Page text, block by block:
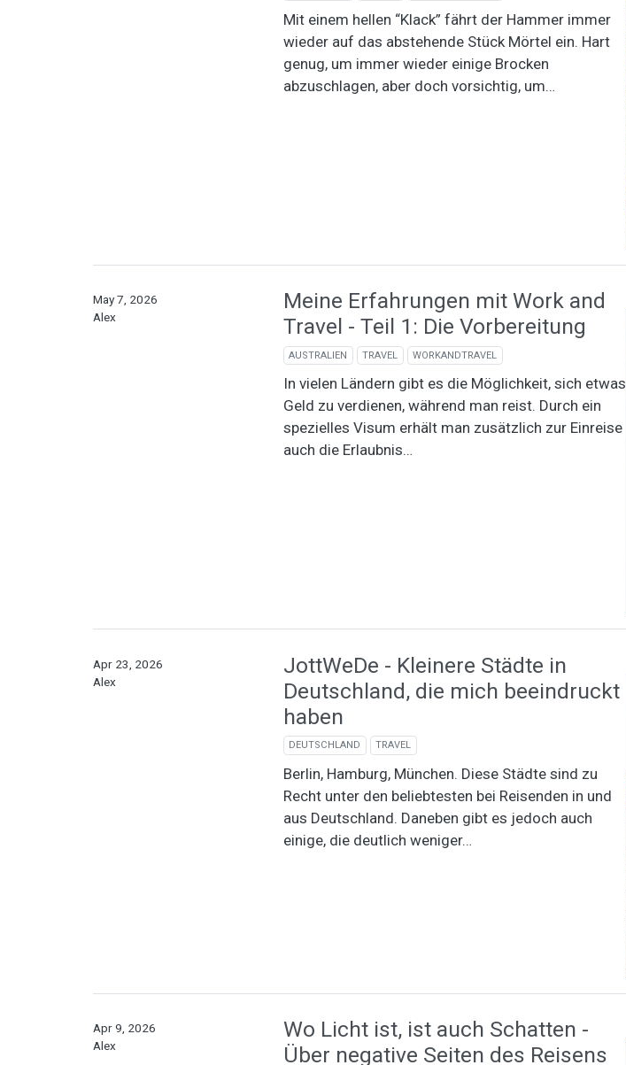
Mit einem hellen “Klack” fährt der Hammer immer
wieder auf das abstehende Stück Mörtel ein. Hart
genug, um immer wieder einige Brocken
abzuschlagen, aber doch vorsichtig, um…
Meine Erfahrungen mit Work and
Travel - Teil 1: Die Vorbereitung
AUSTRALIEN TRAVEL WORKANDTRAVEL
In vielen Ländern gibt es die Möglichkeit, sich etwas
Geld zu verdienen, während man reist. Durch ein
spezielles Visum erhält man zusätzlich zur Einreise
auch die Erlaubnis…
May 7, 2026
Alex
JottWeDe - Kleinere Städte in
Deutschland, die mich beeindruckt
haben
DEUTSCHLAND TRAVEL
Berlin, Hamburg, München. Diese Städte sind zu
Recht unter den beliebtesten bei Reisenden in und
aus Deutschland. Daneben gibt es jedoch auch
einige, die deutlich weniger…
Apr 23, 2026
Alex
Wo Licht ist, ist auch Schatten -
Über negative Seiten des Reisens
Apr 9, 2026
Alex